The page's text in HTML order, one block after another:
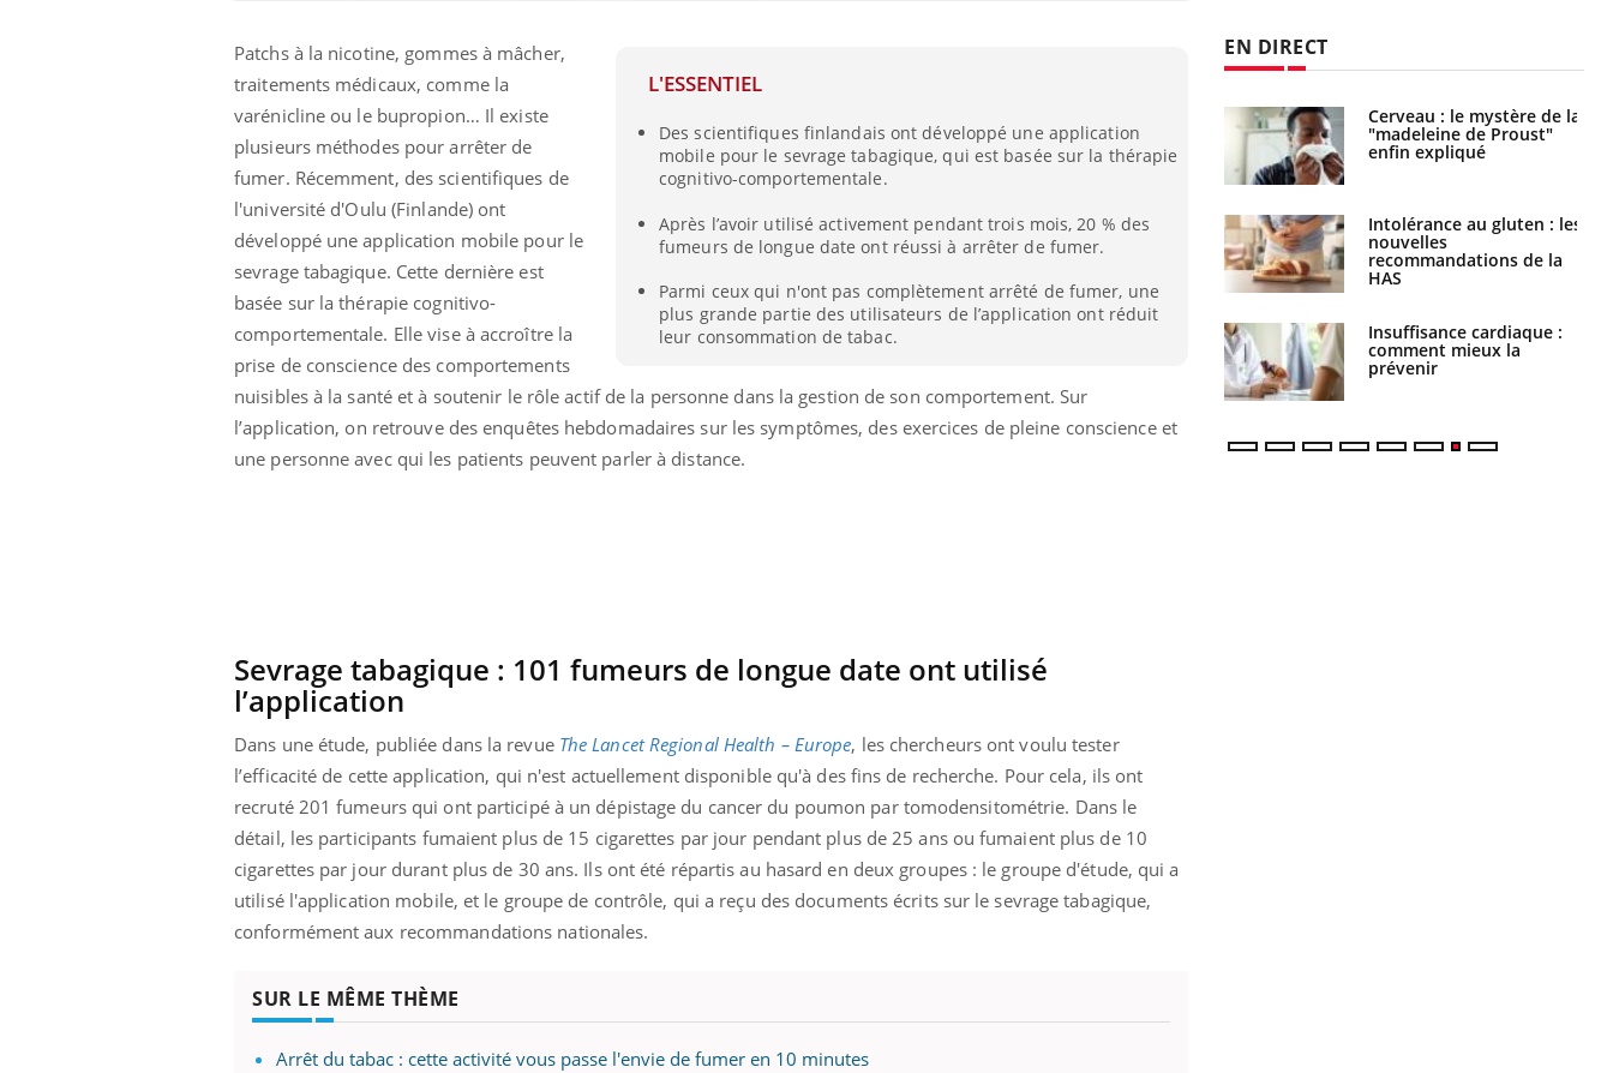
L'ESSENTIEL
Des scientifiques finlandais ont développé une application
mobile pour le sevrage tabagique, qui est basée sur la thérapie
cognitivo-comportementale.
Après l’avoir utilisé activement pendant trois mois, 20 % des
fumeurs de longue date ont réussi à arrêter de fumer.
Parmi ceux qui n'ont pas complètement arrêté de fumer, une
plus grande partie des utilisateurs de l’application ont réduit
leur consommation de tabac.
Patchs à la nicotine, gommes à mâcher,
traitements médicaux, comme la
varénicline ou le bupropion… Il existe
plusieurs méthodes pour arrêter de
fumer. Récemment, des scientifiques de
l'université d'Oulu (Finlande) ont
développé une application mobile pour le
sevrage tabagique. Cette dernière est
basée sur la thérapie cognitivo-
comportementale. Elle vise à accroître la
prise de conscience des comportements
nuisibles à la santé et à soutenir le rôle actif de la personne dans la gestion de son comportement. Sur
l’application, on retrouve des enquêtes hebdomadaires sur les symptômes, des exercices de pleine conscience et
une personne avec qui les patients peuvent parler à distance.
Sevrage tabagique : 101 fumeurs de longue date ont utilisé
l’application
Dans une étude, publiée dans la revue The Lancet Regional Health – Europe, les chercheurs ont voulu tester
l’efficacité de cette application, qui n'est actuellement disponible qu'à des fins de recherche. Pour cela, ils ont
recruté 201 fumeurs qui ont participé à un dépistage du cancer du poumon par tomodensitométrie. Dans le
détail, les participants fumaient plus de 15 cigarettes par jour pendant plus de 25 ans ou fumaient plus de 10
cigarettes par jour durant plus de 30 ans. Ils ont été répartis au hasard en deux groupes : le groupe d'étude, qui a
utilisé l'application mobile, et le groupe de contrôle, qui a reçu des documents écrits sur le sevrage tabagique,
conformément aux recommandations nationales.
SUR LE MÊME THÈME
Arrêt du tabac : cette activité vous passe l'envie de fumer en 10 minutes
EN DIRECT
Mordue par un
barracuda, une petite fille
secourue grâce à un
réflexe essentiel
Légionellose en Suisse :
quelle est l’origine de la
contamination ?
Allergies alimentaires :
les réactions sévères
sommeil des enfants en
vacances ?
Bilan prévention : ce que
les kinés pourront
bientôt faire
TDAH : quel est ce
traitement autorisé aux
Cerveau : le mystère de la
"madeleine de Proust"
enfin expliqué
Intolérance au gluten : les
nouvelles
recommandations de la
HAS
Insuffisance cardiaque :
comment mieux la
prévenir
Le décalage des horaires
d'été : quel impact sur le
sommeil ?
Grossesse : ces polluants
pourraient influencer le
poids des enfants
Autisme : pourquoi le
cerveau reconnaît-il les
visages autrement ?